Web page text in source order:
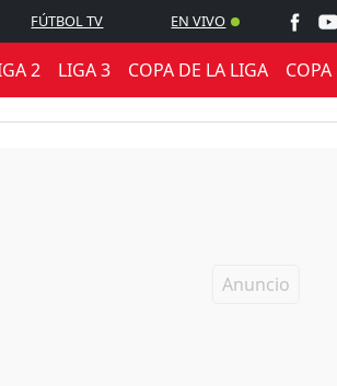
FÚTBOL TV EN VIVO
2 LIGA 3 COPA DE LA LIGA COPA